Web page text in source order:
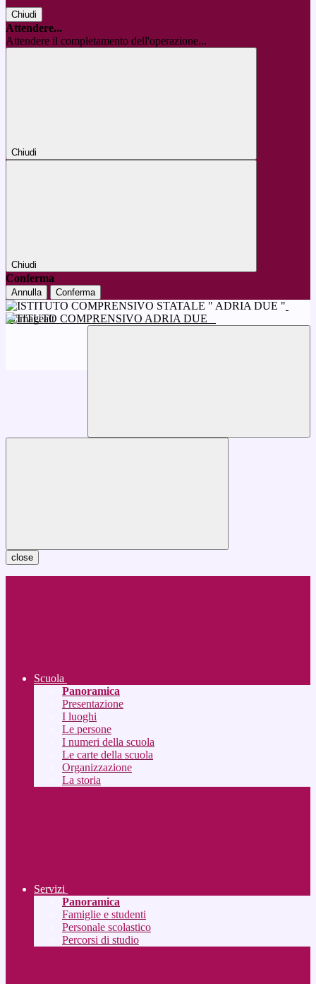
Chiudi
Attendere...
Attendere il completamento dell'operazione...
Chiudi
Chiudi
Conferma
Annulla Conferma
ISTITUTO COMPRENSIVO ADRIA DUE
close
Scuola
Panoramica
Presentazione
I luoghi
Le persone
I numeri della scuola
Le carte della scuola
Organizzazione
La storia
Servizi
Panoramica
Famiglie e studenti
Personale scolastico
Percorsi di studio